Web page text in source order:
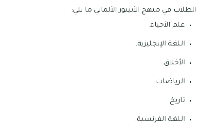
الطلاب في منهج الأبيتور الألماني ما يلي:
علم الأحياء.
اللغة الإنجليزية.
الأخلاق.
الرياضات.
تاريخ.
اللغة الفرنسية.